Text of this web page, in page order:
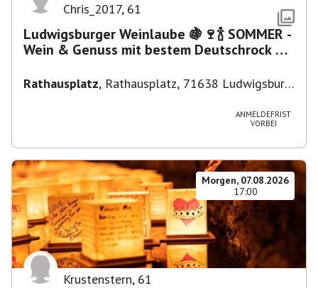
Chris_2017, 61
Ludwigsburger Weinlaube 🍇🍷🍾 SOMMER -
Wein & Genuss mit bestem Deutschrock 🎼
Rathausplatz, Rathausplatz, 71638 Ludwigsburg,
ANMELDEFRIST
VORBEI
Morgen, 07.08.2026
17:00
Krustenstern, 61